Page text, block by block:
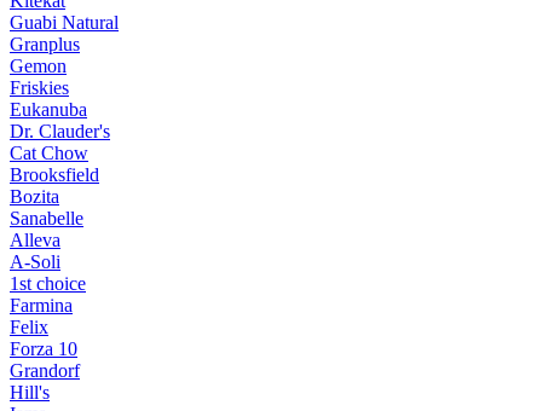
Guabi Natural
Granplus
Gemon
Friskies
Eukanuba
Dr. Clauder's
Cat Chow
Brooksfield
Bozita
Sanabelle
Alleva
A-Soli
1st choice
Farmina
Felix
Forza 10
Grandorf
Hill's